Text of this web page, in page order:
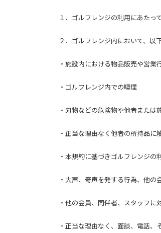
１．ゴルフレンジの利用にあたっ
２．ゴルフレンジ内において、以
・施設内における物品販売や営
・ゴルフレンジ内での喫煙
・刃物などの危険物や他者また
・正当な理由なく他者の所持品に
・本規約に基づきゴルフレンジの
・大声、奇声を発する行為、他
・他の会員、同伴者、スタッフ
・正当な理由なく、面談、電話